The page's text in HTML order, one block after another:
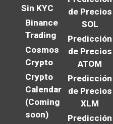
Sin KYC
Binance
Trading
Cosmos
Crypto
Crypto
Calendar
(Coming
soon)
de Precios
SOL
Predicción
de Precios
ATOM
Predicción
de Precios
XLM
Predicción